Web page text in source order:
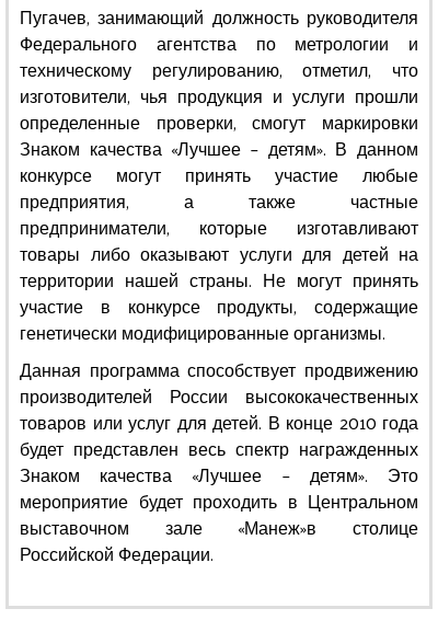
Пугачев, занимающий должность руководителя
Федерального агентства по метрологии и
техническому регулированию, отметил, что
изготовители, чья продукция и услуги прошли
определенные проверки, смогут маркировки
Знаком качества «Лучшее – детям». В данном
конкурсе могут принять участие любые
предприятия, а также частные
предприниматели, которые изготавливают
товары либо оказывают услуги для детей на
территории нашей страны. Не могут принять
участие в конкурсе продукты, содержащие
генетически модифицированные организмы.
Данная программа способствует продвижению
производителей России высококачественных
товаров или услуг для детей. В конце 2010 года
будет представлен весь спектр награжденных
Знаком качества «Лучшее – детям». Это
мероприятие будет проходить в Центральном
выставочном зале «Манеж»в столице
Российской Федерации.